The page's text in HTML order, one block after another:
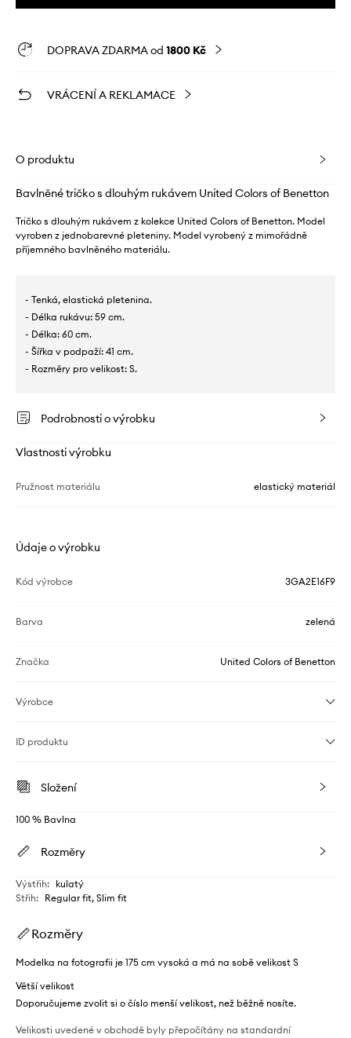
DOPRAVA ZDARMA od 1800 Kč
VRÁCENÍ A REKLAMACE
O produktu
Bavlněné tričko s dlouhým rukávem United Colors of Benetton
Tričko s dlouhým rukávem z kolekce United Colors of Benetton. Model
vyroben z jednobarevné pleteniny. Model vyrobený z mimořádně
příjemného bavlněného materiálu.
- Tenká, elastická pletenina.
- Délka rukávu: 59 cm.
- Délka: 60 cm.
- Šířka v podpaží: 41 cm.
- Rozměry pro velikost: S.
Podrobnosti o výrobku
Vlastnosti výrobku
Pružnost materiálu elastický materiál
Údaje o výrobku
Kód výrobce 3GA2E16F9
Barva zelená
Značka United Colors of Benetton
Výrobce
ID produktu
Složení
100 % Bavlna
Rozměry
Výstřih: kulatý
Střih: Regular fit, Slim fit
Rozměry
Modelka na fotografii je 175 cm vysoká a má na sobě velikost S
Větší velikost
Doporučujeme zvolit si o číslo menší velikost, než běžně nosíte.
Velikosti uvedené v obchodě byly přepočítány na standardní